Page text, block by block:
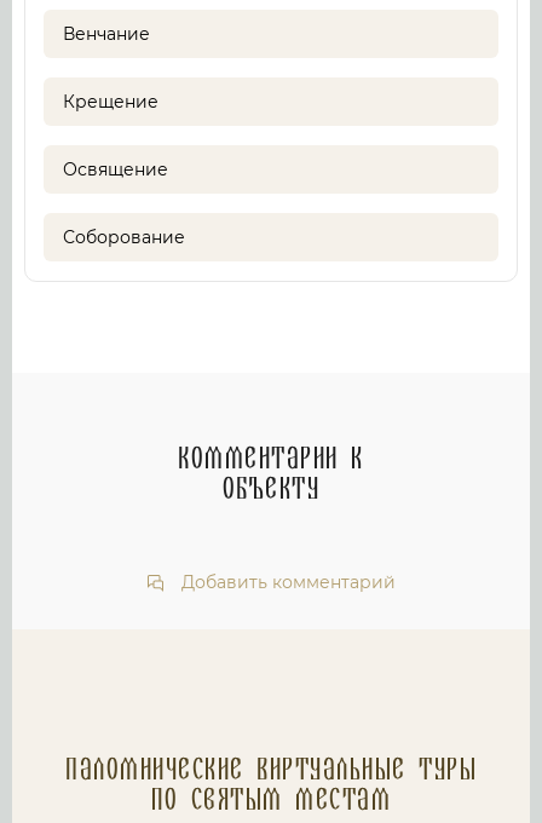
Венчание
Крещение
Освящение
Соборование
Комментарии к
объекту
Добавить комментарий
Паломнические Виртуальные туры
по святым местам